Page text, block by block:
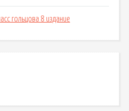
гольцова 8 издание